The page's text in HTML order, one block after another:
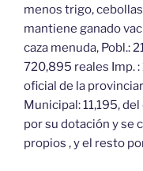
menos trigo,
mantiene ganado
caza menuda, Pobl.:
720,895 reales Imp. :
oficial de la
Municipal: 11,195,
por su dotación y se
propios , y el resto